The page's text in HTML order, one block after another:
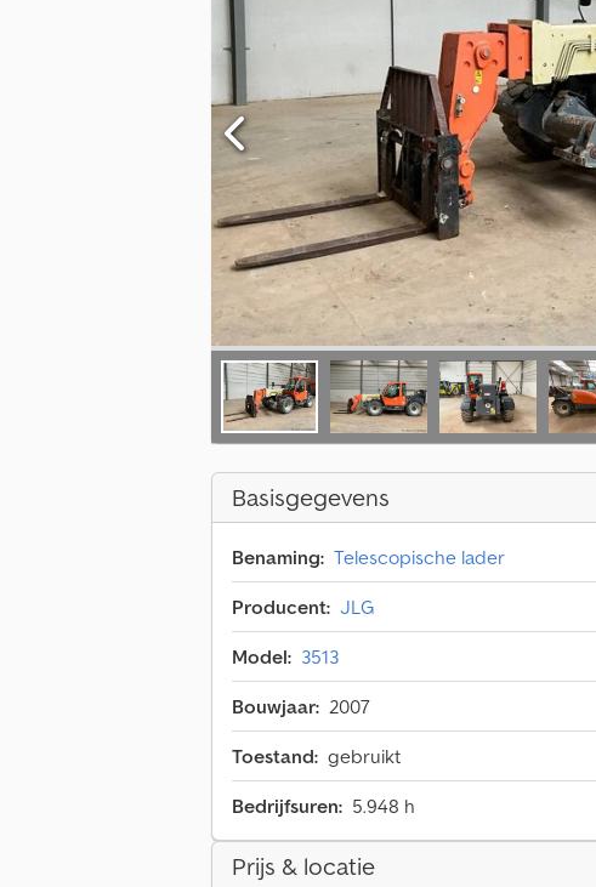
Basisgegevens
Benaming: Telescopische lader
Producent: JLG
Model: 3513
Bouwjaar: 2007
Toestand: gebruikt
Bedrijfsuren: 5.948 h
Prijs & locatie